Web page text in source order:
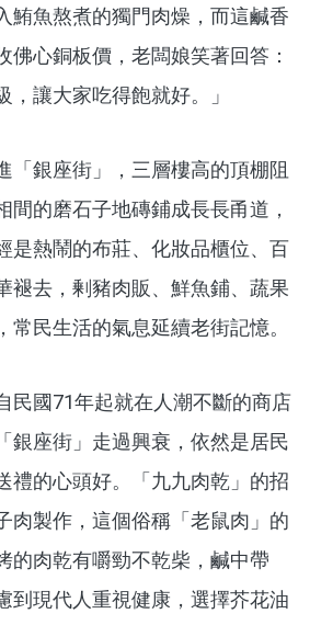
鮪魚熬煮的獨門肉燥，而這鹹香
佛心銅板價，老闆娘笑著回答：
，讓大家吃得飽就好。」
銀座街」，三層樓高的頂棚阻
間的磨石子地磚鋪成長長甬道，
是熱鬧的布莊、化妝品櫃位、百
褪去，剰豬肉販、鮮魚鋪、蔬果
常民生活的氣息延續老街記憶。
國71年起就在人潮不斷的商店
銀座街」走過興衰，依然是居民
禮的心頭好。「九九肉乾」的招
肉製作，這個俗稱「老鼠肉」的
的肉乾有嚼勁不乾柴，鹹中帶
到現代人重視健康，選擇芥花油